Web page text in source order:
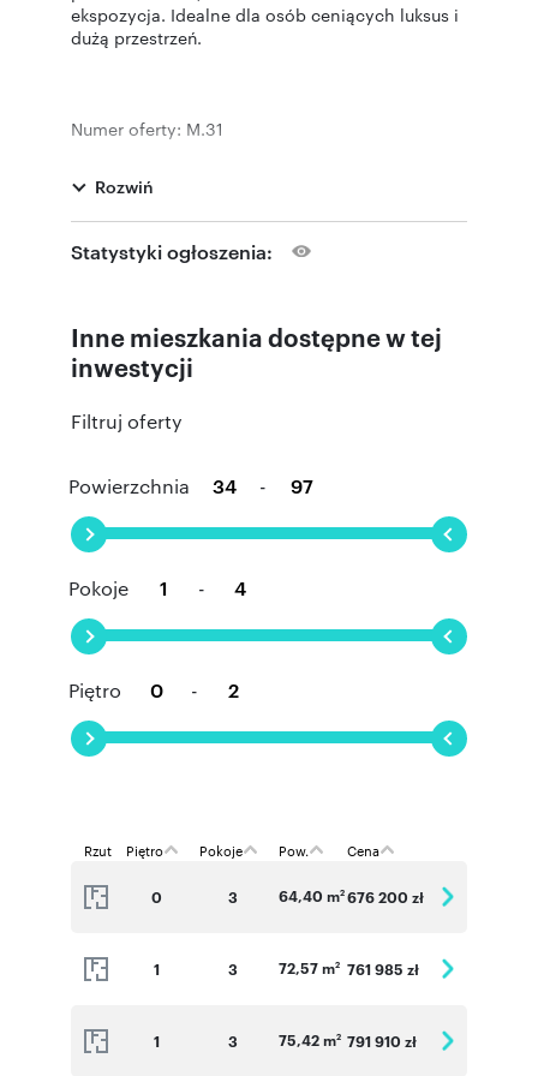
ekspozycja. Idealne dla osób ceniących luksus i
dużą przestrzeń.
Numer oferty: M.31
Rozwiń
Statystyki ogłoszenia:
Inne mieszkania dostępne w tej
inwestycji
Filtruj oferty
Powierzchnia -
Pokoje -
Piętro -
Rzut Piętro Pokoje Pow. Cena
0 3 64,40 m2 676 200 zł
1 3 72,57 m2 761 985 zł
1 3 75,42 m2 791 910 zł